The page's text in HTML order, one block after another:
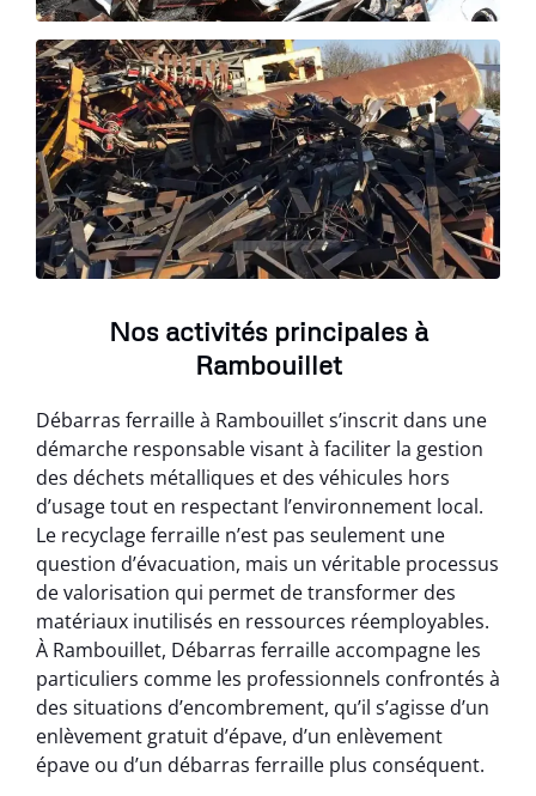
Nos activités principales à
Rambouillet
Débarras ferraille à Rambouillet s’inscrit dans une
démarche responsable visant à faciliter la gestion
des déchets métalliques et des véhicules hors
d’usage tout en respectant l’environnement local.
Le recyclage ferraille n’est pas seulement une
question d’évacuation, mais un véritable processus
de valorisation qui permet de transformer des
matériaux inutilisés en ressources réemployables.
À Rambouillet, Débarras ferraille accompagne les
particuliers comme les professionnels confrontés à
des situations d’encombrement, qu’il s’agisse d’un
enlèvement gratuit d’épave, d’un enlèvement
épave ou d’un débarras ferraille plus conséquent.